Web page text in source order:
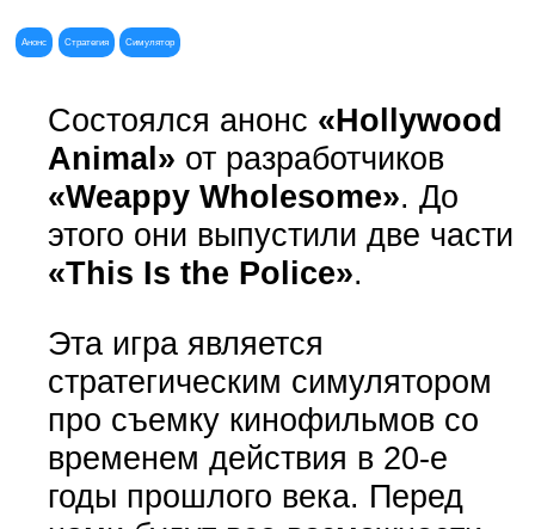
Анонс Стратегия Симулятор
Состоялся анонс «Hollywood
Animal» от разработчиков
«Weappy Wholesome». До
этого они выпустили две части
«This Is the Police».
Эта игра является
стратегическим симулятором
про съемку кинофильмов со
временем действия в 20-е
годы прошлого века. Перед